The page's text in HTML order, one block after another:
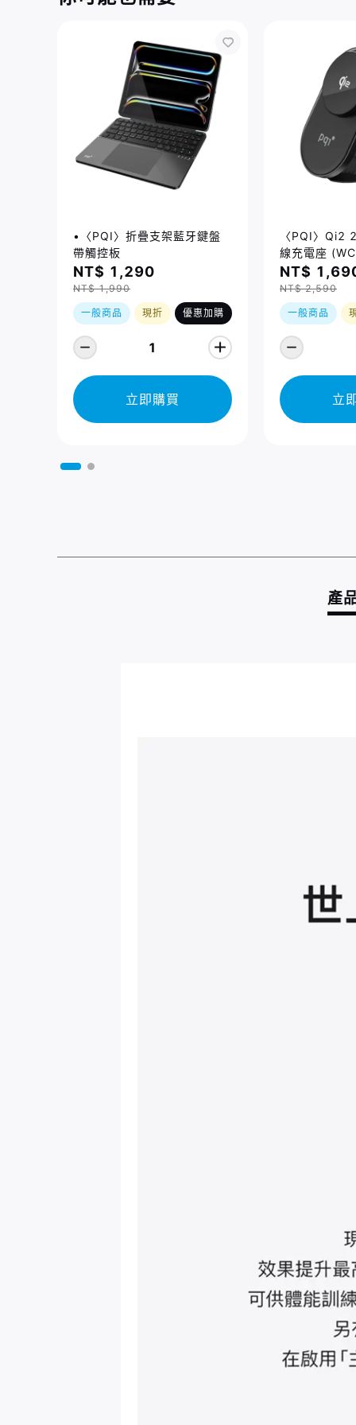
•〈PQI〉折疊支架藍牙鍵盤
帶觸控板
NT$ 1,290
NT$ 1,990
一般商品 現折 優惠加購
1
立即購買
〈PQI〉Qi2
線充電座
NT$
NT$ 2,590
一般商品
立
產